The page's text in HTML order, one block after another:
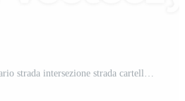
3d interpretazione secondario strada intersezione strada cartello diverso posizioni icona impostare. 3d rendere strada cartello concetto icona impostare. intersezione PNG Pro